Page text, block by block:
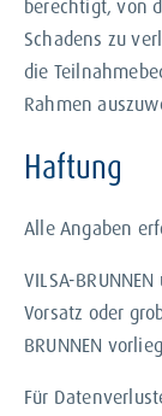
berechtigt, von
Schadens zu
die
Rahmen
Haftung
Alle Angaben
VILSA-
Vorsatz oder
BRUNNEN
Für